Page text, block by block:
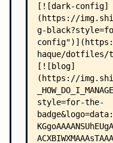
│   │
│   │
│   ├──
│   │   ├──
│   │   ├──
│   │   │
│   │   ├──
│   │   │
│   │   │
│   │   ├──
│   │   │
│   │   │